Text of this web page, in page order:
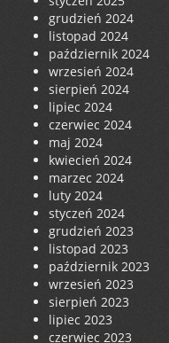
grudzień 2024
listopad 2024
październik 2024
wrzesień 2024
sierpień 2024
lipiec 2024
czerwiec 2024
maj 2024
kwiecień 2024
marzec 2024
luty 2024
styczeń 2024
grudzień 2023
listopad 2023
październik 2023
wrzesień 2023
sierpień 2023
lipiec 2023
czerwiec 2023